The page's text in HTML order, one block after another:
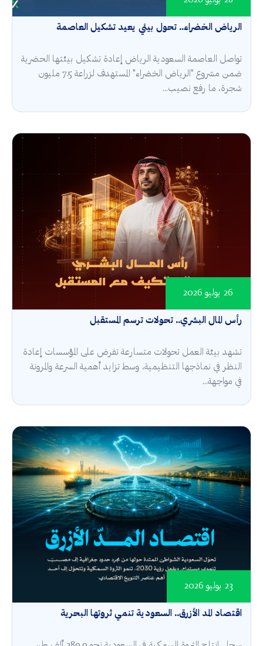
الرياض الخضراء.. تحول بيئي يعيد تشكيل العاصمة
تواصل العاصمة السعودية الرياض إعادة تشكيل بيئتها الحضرية
ضمن مشروع "الرياض الخضراء" المستهدف لزراعة 7.5 مليون
شجرة، ما رفع نصيب...
رأس المال البشري.. تحولات ترسم المستقبل
26 يوليو 2026
تشهد بيئة العمل تحولات متسارعة تفرض على المؤسسات إعادة
النظر في نماذجها التنظيمية، وسط تزايد أهمية السرعة والمرونة
في مواجهة...
اقتصاد المد الأزرق.. السعودية تنمي ثروتها البحرية
23 يوليو 2026